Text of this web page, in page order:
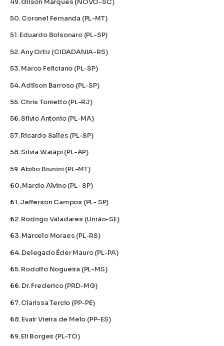
50. Coronel Fernanda (PL-MT)
51. Eduardo Bolsonaro (PL-SP)
52. Any Ortiz (CIDADANIA-RS)
53. Marco Feliciano (PL-SP)
54. Adilson Barroso (PL-SP)
55. Chris Tonietto (PL-RJ)
56. Silvio Antonio (PL-MA)
57. Ricardo Salles (PL-SP)
58. Silvia Waiãpi (PL-AP)
59. Abilio Brunini (PL-MT)
60. Marcio Alvino (PL- SP)
61. Jefferson Campos (PL- SP)
62. Rodrigo Valadares (União-SE)
63. Marcelo Moraes (PL-RS)
64. Delegado Éder Mauro (PL-PA)
65. Rodolfo Nogueira (PL-MS)
66. Dr. Frederico (PRD-MG)
67. Clarissa Tercio (PP-PE)
68. Evair Vieira de Melo (PP-ES)
69. Eli Borges (PL-TO)